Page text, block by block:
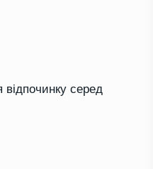
відпочинку серед